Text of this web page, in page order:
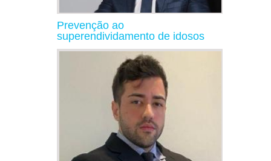
Prevenção ao
superendividamento de idosos